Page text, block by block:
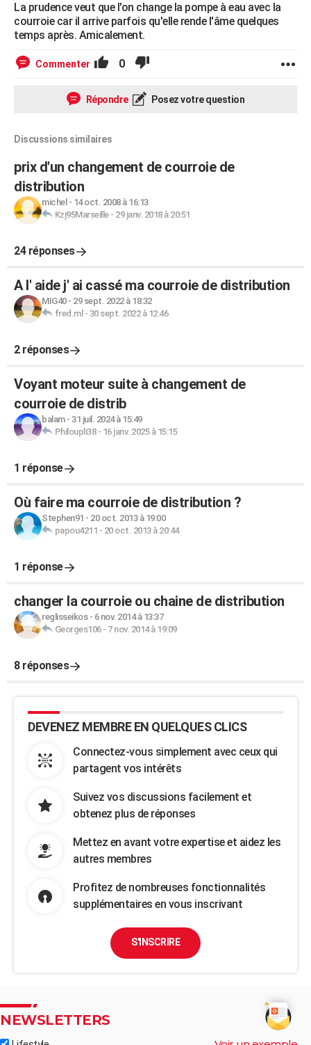
S'inscrire
Se connecter
Lycées
Collèges
Primaires
Universités
Entreprises
Service militaire
Avis de recherche
AVIS DE DÉCÈS
FORUM
Bricolage
Lifestyle
Culture
Sport
Auto
Television
Voyage
Cinema
La prudence veut que l'on change la pompe à eau avec la
courroie car il arrive parfois qu'elle rende l'âme quelques
temps après. Amicalement.
Commenter 0
Répondre Posez votre question
Discussions similaires
prix d'un changement de courroie de
distribution
michel - 14 oct. 2008 à 16:13
Kzj95Marseille- 29 janv. 2018 à 20:51
24 réponses
A l' aide j' ai cassé ma courroie de distribution
MIG40- 29 sept. 2022 à 18:32
fred.ml - 30 sept. 2022 à 12:46
2 réponses
Voyant moteur suite à changement de
courroie de distrib
balam- 31 juil. 2024 à 15:49
Philoupli38- 16 janv. 2025 à 15:15
1 réponse
Où faire ma courroie de distribution ?
Stephen91 - 20 oct. 2013 à 19:00
papou4211 - 20 oct. 2013 à 20:44
1 réponse
changer la courroie ou chaine de distribution
reglisseikos- 6 nov. 2014 à 13:37
Georges106- 7 nov. 2014 à 19:09
8 réponses
DEVENEZ MEMBRE EN QUELQUES CLICS
Connectez-vous simplement avec ceux qui
partagent vos intérêts
Suivez vos discussions facilement et
obtenez plus de réponses
Mettez en avant votre expertise et aidez les
autres membres
Profitez de nombreuses fonctionnalités
supplémentaires en vous inscrivant
S'INSCRIRE
NEWSLETTERS